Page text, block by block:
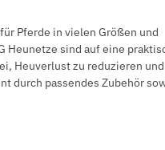
Pferde in vielen Größen und
Heunetze sind auf eine
Heuverlust zu reduzieren
durch passendes Zubehör